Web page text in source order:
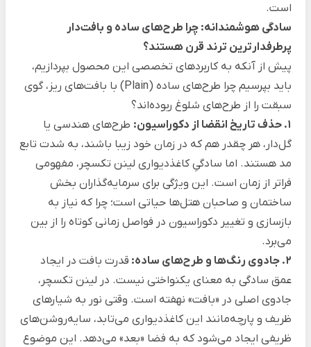
است.
سادگی هوشمندانه: چرا طرح‌های ساده و بافت‌دار
پرطرفدارترین ترند قرن هستند؟
پیش از آنکه به کاربردهای تخصصی این محصول بپردازیم،
باید بپرسیم چرا طرح‌های ساده (Plain) با بافت‌های ریز، گوی
سبقت را از طرح‌های شلوغ ربوده‌اند؟
طرح‌های هندسی یا
گل‌دار، هر چقدر هم که در زمان خود زیبا باشند، به شدت تابع
مد هستند. اما سادگیِ کاغذدیواری لینن تکسچر، مفهومی
فراتر از زمان است. این ویژگی برای سرمایه‌گذاران بخش
ساختمان و صاحبان هتل‌ها حیاتی است؛ چرا که نیاز به
بازسازی و تغییر دکوراسیون در فواصل زمانی کوتاه را از بین
می‌برد.
۲. جادوی رنگ‌ها و طرح‌های ساده:
قدرت بافت در ایجاد
عمق سادگی به معنای یکنواختی نیست. در لینن تکسچر،
جادوی اصلی در «بافت» نهفته است. وقتی نور به شیارهای
ظریف و پارچه‌مانند این کاغذدیواری می‌تابد، سایه‌روشن‌های
ظریفی ایجاد می‌شود که به فضا «بعد» می‌دهد. این موضوع